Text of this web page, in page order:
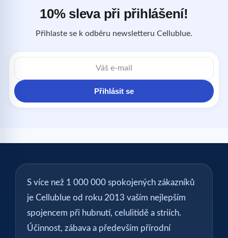
10% sleva při přihlášení!
Přihlaste se k odběru newsletteru Cellublue.
E-
mailová
Přihlásit se
S více než 1 000 000 spokojených zákazníků
je Cellublue od roku 2013 vaším nejlepším
spojencem při hubnutí, celulitidě a striích.
Účinnost, zábava a především přírodní